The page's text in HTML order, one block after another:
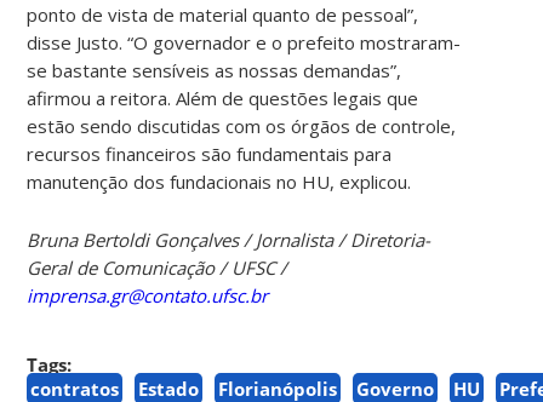
ponto de vista de material quanto de pessoal”,
disse Justo. “O governador e o prefeito mostraram-
se bastante sensíveis as nossas demandas”,
afirmou a reitora. Além de questões legais que
estão sendo discutidas com os órgãos de controle,
recursos financeiros são fundamentais para
manutenção dos fundacionais no HU,explicou.
Bruna Bertoldi Gonçalves / Jornalista / Diretoria-
Geral de Comunicação / UFSC /
imprensa.gr@contato.ufsc.br
Tags:
contratos
Estado Florianópolis Governo HU